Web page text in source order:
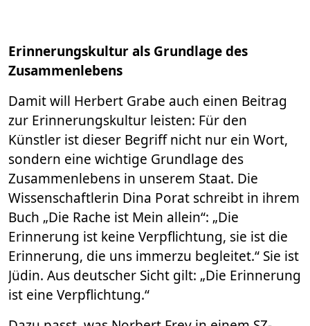
Erinnerungskultur als Grundlage des
Zusammenlebens
Damit will Herbert Grabe auch einen Beitrag
zur Erinnerungskultur leisten: Für den
Künstler ist dieser Begriff nicht nur ein Wort,
sondern eine wichtige Grundlage des
Zusammenlebens in unserem Staat. Die
Wissenschaftlerin Dina Porat schreibt in ihrem
Buch „Die Rache ist Mein allein“: „Die
Erinnerung ist keine Verpflichtung, sie ist die
Erinnerung, die uns immerzu begleitet.“ Sie ist
Jüdin. Aus deutscher Sicht gilt: „Die Erinnerung
ist eine Verpflichtung.“